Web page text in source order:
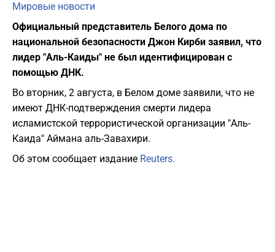
Мировые новости
Официальный представитель Белого дома по
национальной безопасности Джон Кирби заявил, что
лидер "Аль-Каиды" не был идентифицирован с
помощью ДНК.
Во вторник, 2 августа, в Белом доме заявили, что не
имеют ДНК-подтверждения смерти лидера
исламистской террористической организации "Аль-
Каида" Аймана аль-Завахири.
Об этом сообщает издание Reuters.